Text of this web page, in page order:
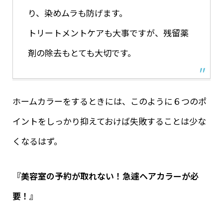
り、染めムラも防げます。
トリートメントケアも大事ですが、残留薬
剤の除去もとても大切です。
ホームカラーをするときには、このように６つのポ
イントをしっかり抑えておけば失敗することは少な
くなるはず。
『美容室の予約が取れない！急遽ヘアカラーが必
要！』